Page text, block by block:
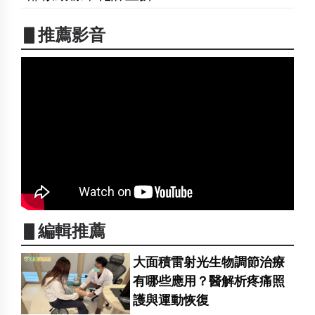
▋推薦影音
▋編輯推薦
大面積雷射光生物調節治療
有哪些應用？醫解析疼痛照
護與運動恢復